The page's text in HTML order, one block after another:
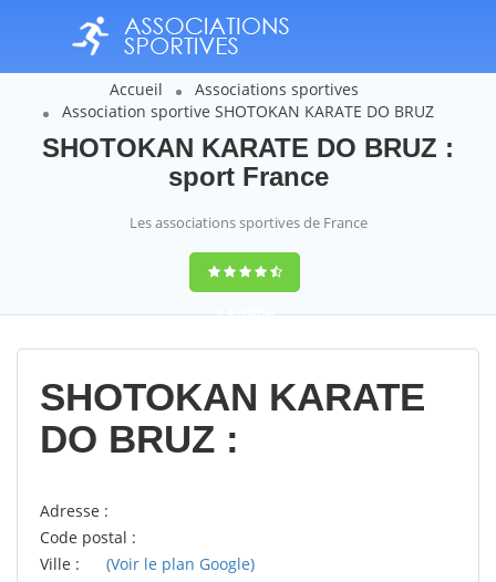
Accueil
Associations sportives
Association sportive SHOTOKAN KARATE DO BRUZ
SHOTOKAN KARATE DO BRUZ :
sport France
Les associations sportives de France
9,4(100%)
14358votes
SHOTOKAN KARATE
DO BRUZ :
Adresse :
Code postal :
Ville :
(Voir le plan Google)